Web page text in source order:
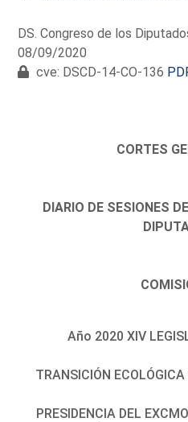
DS. Congreso de los
08/09/2020
cve: DSCD-14-CO-136
CORTES
DIARIO DE SESIONES
Año 2020 XIV
TRANSICIÓN
PRESIDENCIA DEL